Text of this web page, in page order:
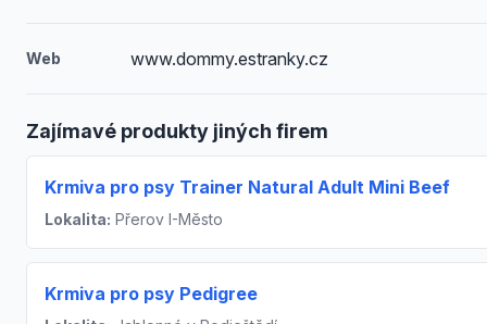
Web www.dommy.estranky.cz
Zajímavé produkty jiných firem
Krmiva pro psy Trainer Natural Adult Mini Beef
Lokalita: Přerov I-Město
Krmiva pro psy Pedigree